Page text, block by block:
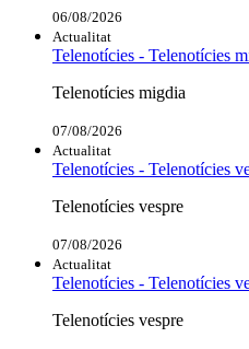
06/08/2026
Actualitat
Telenotícies - Telenotícies
Telenotícies migdia
07/08/2026
Actualitat
Telenotícies - Telenotícies
Telenotícies vespre
07/08/2026
Actualitat
Telenotícies - Telenotícies
Telenotícies vespre